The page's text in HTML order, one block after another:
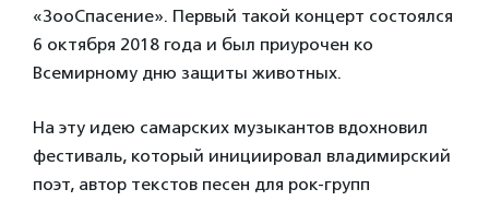
«ЗооСпасение». Первый такой концерт состоялся
6 октября 2018 года и был приурочен ко
Всемирному дню защиты животных.
На эту идею самарских музыкантов вдохновил
фестиваль, который инициировал владимирский
поэт, автор текстов песен для рок-групп